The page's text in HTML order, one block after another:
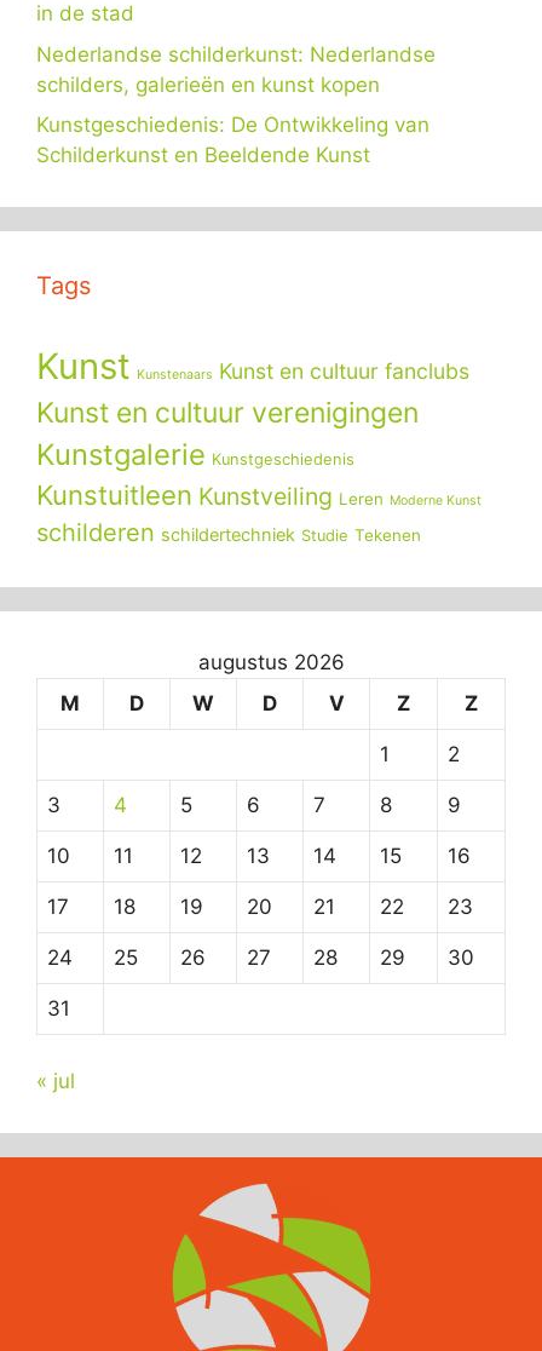
in de stad
Nederlandse schilderkunst: Nederlandse
schilders, galerieën en kunst kopen
Kunstgeschiedenis: De Ontwikkeling van
Schilderkunst en Beeldende Kunst
Tags
Kunst Kunstenaars Kunst en cultuur fanclubs
Kunst en cultuur verenigingen
Kunstgalerie Kunstgeschiedenis
Kunstuitleen Kunstveiling Leren Moderne Kunst
schilderen schildertechniek Studie Tekenen
augustus 2026
M
D W D V Z Z
1 2
3 4 5 6 7 8 9
10 11 12 13 14 15 16
17 18 19 20 21 22 23
24 25 26 27 28 29 30
31
« jul